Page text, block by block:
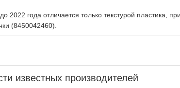
года отличается только текстурой пластика,
(8450042460).
известных производителей